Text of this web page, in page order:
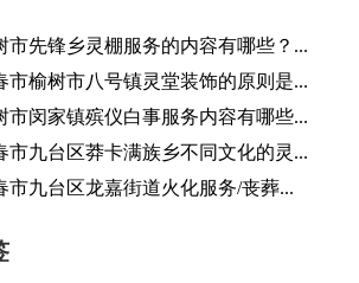
市先锋乡灵棚服务的内容有哪些？...
市榆树市八号镇灵堂装饰的原则是...
市闵家镇殡仪白事服务内容有哪些...
市九台区莽卡满族乡不同文化的灵...
市九台区龙嘉街道火化服务/丧葬...